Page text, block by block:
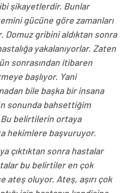
şikayetlerdir. Bunlar
gücüne göre zamanları
gribini aldıktan sonra
yakalanıyorlar. Zaten
sonrasından itibaren
başlıyor. Yani
bile başka bir insana
sonunda bahsettiğim
belirtilerin ortaya
hekimlere başvuruyor.
çıktıktan sonra hastalar
bu belirtiler en çok
ateş oluyor. Ateş, aşırı çok